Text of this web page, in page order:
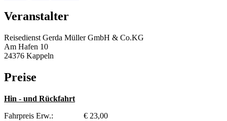
Veranstalter
Reisedienst Gerda Müller GmbH & Co.KG
Am Hafen 10
24376 Kappeln
Preise
Hin - und Rückfahrt
Fahrpreis Erw.: € 23,00